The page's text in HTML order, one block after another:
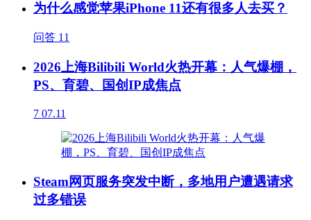
为什么感觉苹果iPhone 11还有很多人去买？
问答 11
2026上海Bilibili World火热开幕：人气爆棚，
PS、育碧、国创IP成焦点
7 07.11
Steam网页服务突发中断，多地用户遭遇请求
过多错误